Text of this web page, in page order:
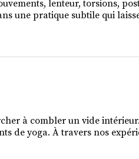
lenteur, torsions,
une pratique subtile qui
à combler un vide
de yoga. À travers nos